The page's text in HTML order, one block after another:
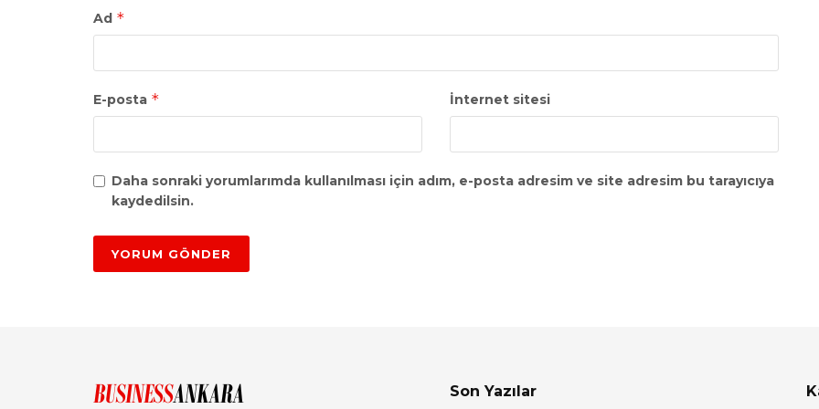
Ad *
E-posta * İnternet sitesi
Daha sonraki yorumlarımda kullanılması için adım, e-posta adresim ve site adresim bu tarayıcıya
kaydedilsin.
Son Yazılar